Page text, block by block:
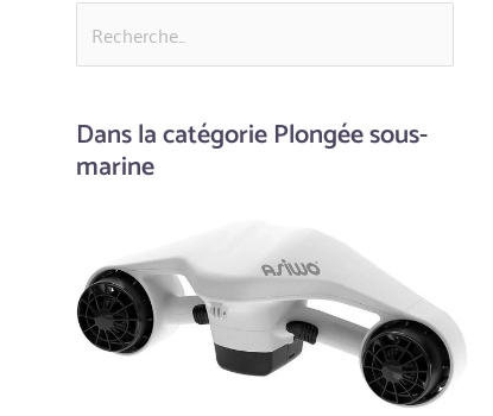
Dans la catégorie Plongée sous-
marine